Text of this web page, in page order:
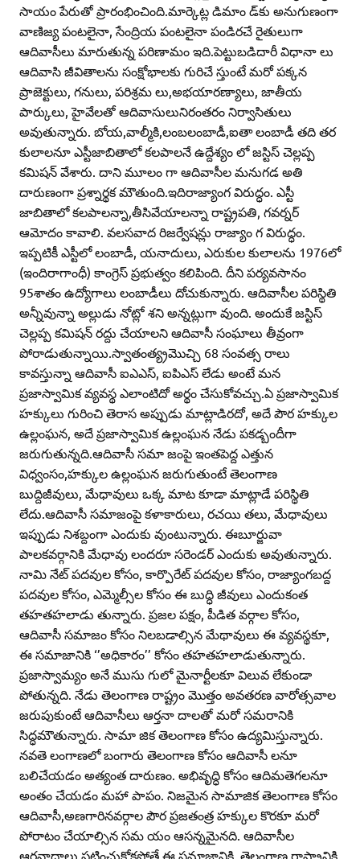
సాయం పేరుతో ప్రారంభించింది.మార్కెట్ల డిమాం డ్‌కు అనుగుణంగా
వాణిజ్య పంటలైనా, సేంద్రియ పంటలైనా పండిరచే రైతులుగా
ఆదివాసీలు మారుతున్న పరిణామం ఇది.పెట్టుబడిదారీ విధానా లు
ఆదివాసి జీవితాలను సంక్షోభాలకు గురిచే స్తుంటే మరో పక్కన
ప్రాజెక్టులు, గనులు, పరిశ్రమ లు,అభయారణ్యాలు, జాతీయ
పార్కులు, హైవేలతో ఆదివాసులునిరంతరం నిర్వాసితులు
అవుతున్నారు. బోయ,వాల్మీకి,లంబలంబాడీ,ఐతా లంబాడీ తది తర
కులాలనూ ఎస్టీజాబితాలో కలపాలనే ఉద్దేశ్యం లో జస్టిస్‌ చెల్లప్ప
కమిషన్‌ వేశారు. దాని మూలం గా ఆదివాసీల మనుగడ అతి
దారుణంగా ప్రశ్నార్థక మౌతుంది.ఇదిరాజ్యాంగ విరుద్ధం. ఎస్టీ
జాబితాలో కలపాలన్నా,తీసివేయాలన్నా రాష్ట్రపతి, గవర్నర్‌
ఆమోదం కావాలి. వలసవాద రిజర్వేషన్లు రాజ్యాం గ విరుద్ధం.
ఇప్పటికీ ఎస్టీలో లంబాడీ, యనాదులు, ఎరుకుల కులాలను 1976లో
(ఇందిరాగాంధీ) కాంగ్రెస్‌ ప్రభుత్వం కలిపింది. దీని పర్యవసానం
95శాతం ఉద్యోగాలు లంబాడీలు దోచుకున్నారు. ఆదివాసీల పరిస్థితి
అన్నీవున్నా అల్లుడు నోట్లో శని అన్నట్లుగా వుంది. అందుకే జస్టిస్‌
చెల్లప్ప కమిషన్‌ రద్దు చేయాలని ఆదివాసీ సంఘాలు తీవ్రంగా
పోరాడుతున్నాయి.స్వాతంత్య్రమొచ్చి 68 సంవత్స రాలు
కావస్తున్నా ఆదివాసీ ఐఎఎస్‌, ఐపిఎస్‌ లేడు అంటే మన
ప్రజాస్వామిక వ్యవస్థ ఎలాంటిదో అర్థం చేసుకోవచ్చు.ఏ ప్రజాస్వామిక
హక్కులు గురించి తెరాస అప్పుడు మాట్లాడిరదో, అదే పౌర హక్కుల
ఉల్లంఘన, అదే ప్రజాస్వామిక ఉల్లంఘన నేడు పకడ్బందీగా
జరుగుతున్నది.ఆదివాసీ సమా జంపై ఇంతపెద్ద ఎత్తున
విధ్వంసం,హక్కుల ఉల్లంఘన జరుగుతుంటే తెలంగాణ
బుద్దిజీవులు, మేధావులు ఒక్క మాట కూడా మాట్లాడే పరిస్థితి
లేదు.ఆదివాసీ సమాజంపై కళాకారులు, రచయి తలు, మేధావులు
ఇప్పుడు నిశబ్దంగా ఎందుకు వుంటున్నారు. ఈబూర్జువా
పాలకవర్గానికి మేధావు లందరూ సరెండర్‌ ఎందుకు అవుతున్నారు.
నామి నేట్‌ పదవుల కోసం, కార్పొరేట్‌ పదవుల కోసం, రాజ్యాంగబద్ద
పదవుల కోసం, ఎమ్మెల్సీల కోసం ఈ బుద్ధి జీవులు ఎందుకంత
తహతహలాడు తున్నారు. ప్రజల పక్షం, పీడిత వర్గాల కోసం,
ఆదివాసీ సమాజం కోసం నిలబడాల్సిన మేథావులు ఈ వ్యవస్థకూ,
ఈ సమాజానికి ‘’అధికారం’’ కోసం తహతహలాడుతున్నారు.
ప్రజాస్వామ్యం అనే ముసు గులో మైనార్టీలకూ విలువ లేకుండా
పోతున్నది. నేడు తెలంగాణ రాష్ట్రం మొత్తం అవతరణ వారోత్సవాల
జరుపుకుంటే ఆదివాసీలు ఆర్తనా దాలతో మరో సమరానికి
సిద్ధమౌతున్నారు. సామా జిక తెలంగాణ కోసం ఉద్యమిస్తున్నారు.
నవతె లంగాణలో బంగారు తెలంగాణ కోసం ఆదివాసీ లనూ
బలిచేయడం అత్యంత దారుణం. అభివృద్ధి కోసం ఆదిమతెగలనూ
అంతం చేయడం మహా పాపం. నిజమైన సామాజిక తెలంగాణ కోసం
ఆదివాసీ,అణగారినవర్గాల పౌర ప్రజతంత్ర హక్కుల కొరకూ మరో
పోరాటం చేయాల్సిన సమ యం ఆసన్నమైనది. ఆదివాసీల
ఆర్తనాదాలు పట్టించుకోకపోతే ఈ సమాజానికి, తెలంగాణ రాష్ట్రానికి